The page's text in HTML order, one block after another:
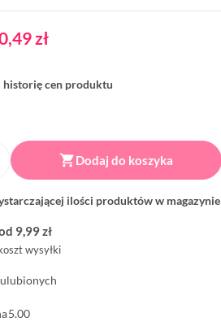
zł
cen produktu
Dodaj do koszyka
ilości produktów w magazynie
9,99 zł
wysyłki
5.00